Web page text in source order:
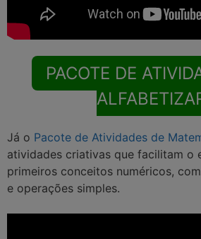
PACOTE DE
Já o Pacote de Atividades de
atividades criativas que facilitam o
primeiros conceitos numéricos,
e operações simples.